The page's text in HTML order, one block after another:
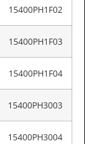
15400PH1F02
15400PH1F03
15400PH1F04
15400PH3003
15400PH3004